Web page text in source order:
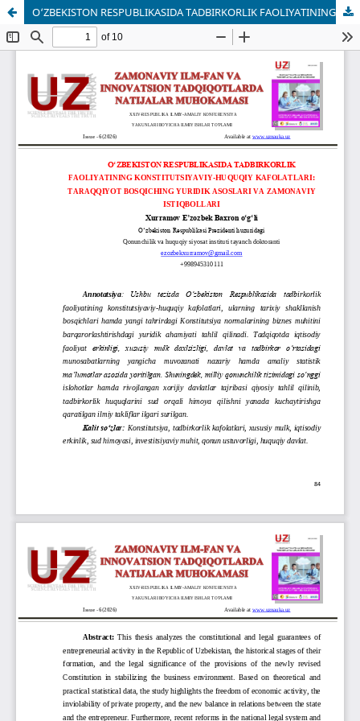
O‘ZBEKISTON RESPUBLIKASIDA TADBIRKORLIK FAOLIYATINING KONSTITUTSIYAVIY-HUQUQIY KAFOLATLARI: TARAQQIYOT BOSQICHING YURIDIK ASOSLARI VA ZAMONAVIY ISTIQBOLLARI